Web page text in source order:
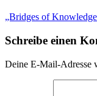
„Bridges of
Schreibe einen
Deine E-Mail-Adresse